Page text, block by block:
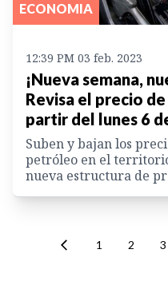
ECONOMIA
12:39 PM 03 feb. 2023
¡Nueva semana,
Revisa el precio
partir del lunes 6
Suben y bajan los
petróleo en el
nueva estructura de
1 2 3